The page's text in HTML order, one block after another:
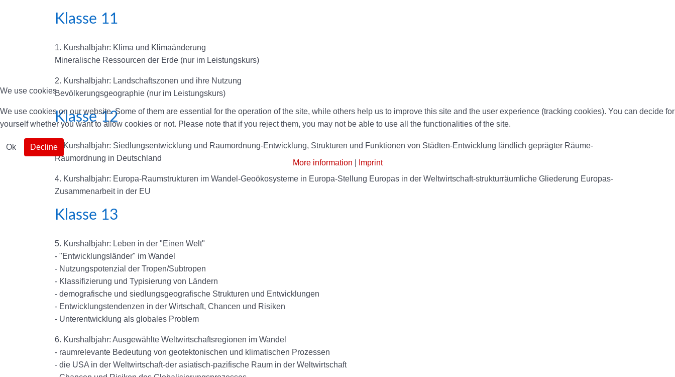
Klasse 11
1. Kurshalbjahr: Klima und Klimaänderung
Mineralische Ressourcen der Erde (nur im Leistungskurs)
2. Kurshalbjahr: Landschaftszonen und ihre Nutzung
Bevölkerungsgeographie (nur im Leistungskurs)
Klasse 12
3. Kurshalbjahr: Siedlungsentwicklung und Raumordnung-Entwicklung, Strukturen und Funktionen von Städten-Entwicklung ländlich geprägter Räume-
Raumordnung in Deutschland
4. Kurshalbjahr: Europa-Raumstrukturen im Wandel-Geoökosysteme in Europa-Stellung Europas in der Weltwirtschaft-strukturräumliche Gliederung Europas-
Zusammenarbeit in der EU
Klasse 13
5. Kurshalbjahr: Leben in der "Einen Welt"
- "Entwicklungsländer" im Wandel
- Nutzungspotenzial der Tropen/Subtropen
- Klassifizierung und Typisierung von Ländern
- demografische und siedlungsgeografische Strukturen und Entwicklungen
- Entwicklungstendenzen in der Wirtschaft, Chancen und Risiken
- Unterentwicklung als globales Problem
6. Kurshalbjahr: Ausgewählte Weltwirtschaftsregionen im Wandel
- raumrelevante Bedeutung von geotektonischen und klimatischen Prozessen
- die USA in der Weltwirtschaft-der asiatisch-pazifische Raum in der Weltwirtschaft
We use cookies
We use cookies on our website. Some of them are essential for the operation of the site, while others help us to improve this site and the user experience (tracking cookies). You can decide for
yourself whether you want to allow cookies or not. Please note that if you reject them, you may not be able to use all the functionalities of the site.
Ok
Decline
More information
Imprint